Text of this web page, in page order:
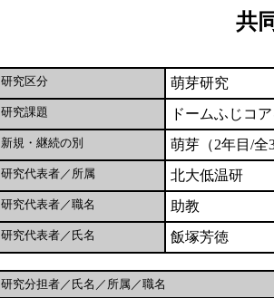
共
研究区分 萌芽研究
研究課題 ドームふじコ
新規・継続の別 萌芽（2年目/全
研究代表者／所属 北大低温研
研究代表者／職名 助教
研究代表者／氏名 飯塚芳徳
研究分担者／氏名／所属／職名